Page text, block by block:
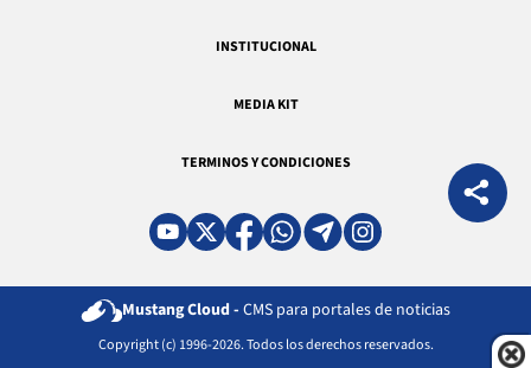
INSTITUCIONAL
MEDIA KIT
TERMINOS Y CONDICIONES
Mustang Cloud - CMS para portales de noticias
Copyright (c) 1996-2026. Todos los derechos reservados.